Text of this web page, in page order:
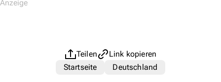
Teilen
Link kopieren
Startseite
Deutschland